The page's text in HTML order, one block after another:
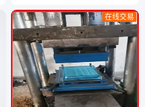
在线交易